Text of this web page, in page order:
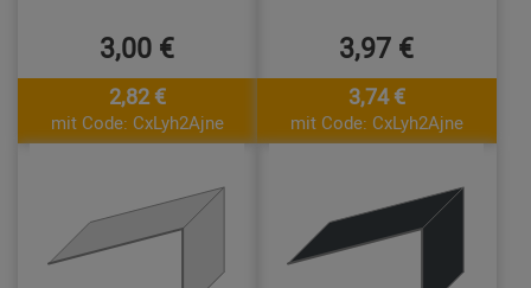
3,00 €
2,82 €
mit Code: CxLyh2Ajne
3,97 €
3,74 €
mit Code: CxLyh2Ajne